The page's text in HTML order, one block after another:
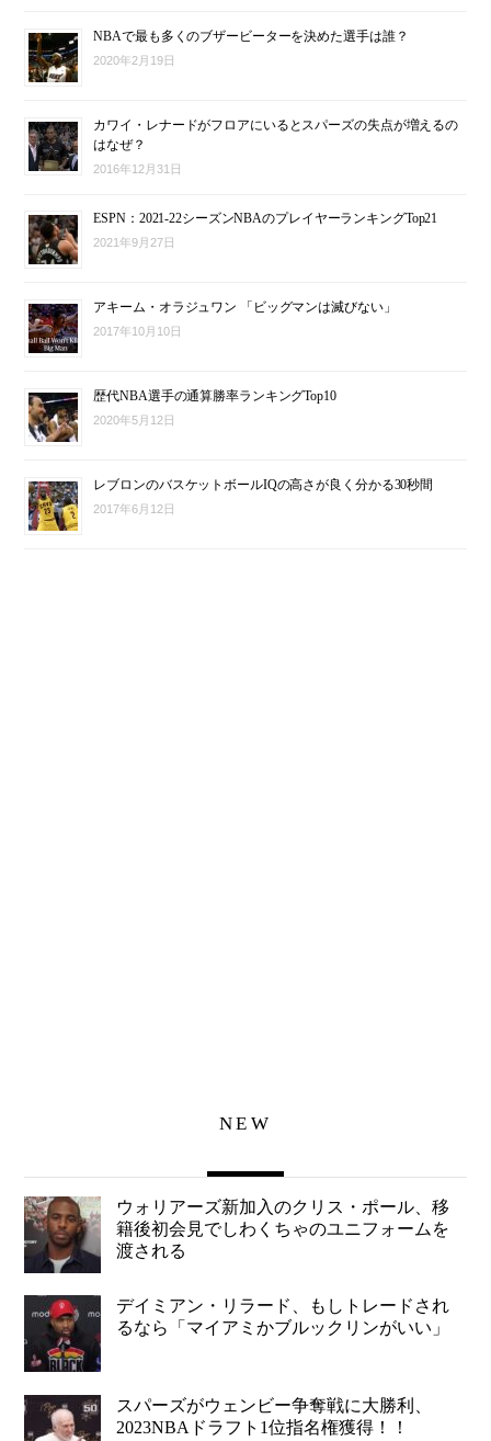
NBAで最も多くのブザービーターを決めた選手は誰？
2020年2月19日
カワイ・レナードがフロアにいるとスパーズの失点が増えるの
はなぜ？
2016年12月31日
ESPN：2021-22シーズンNBAのプレイヤーランキングTop21
2021年9月27日
アキーム・オラジュワン 「ビッグマンは滅びない」
2017年10月10日
歴代NBA選手の通算勝率ランキングTop10
2020年5月12日
レブロンのバスケットボールIQの高さが良く分かる30秒間
2017年6月12日
NEW
ウォリアーズ新加入のクリス・ポール、移
籍後初会見でしわくちゃのユニフォームを
渡される
デイミアン・リラード、もしトレードされ
るなら「マイアミかブルックリンがいい」
スパーズがウェンビー争奪戦に大勝利、
2023NBAドラフト1位指名権獲得！！